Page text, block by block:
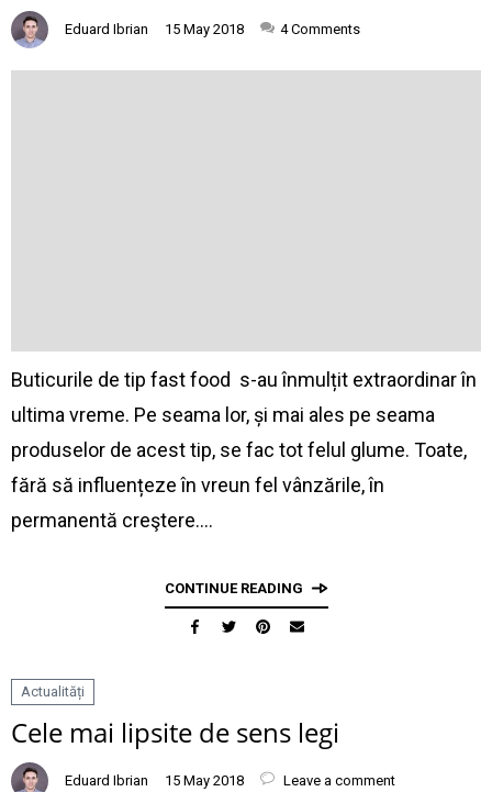
Eduard Ibrian 15 May 2018 4Comments
Buticurile de tip fast food s-au înmulțit extraordinar în
ultima vreme. Pe seama lor, și mai ales pe seama
produselor de acest tip, se fac tot felul glume. Toate,
fără să influențeze în vreun fel vânzările, în
permanentă creştere.…
CONTINUE READING
Actualități
Cele mai lipsite de sens legi
Eduard Ibrian 15 May 2018 Leave a comment